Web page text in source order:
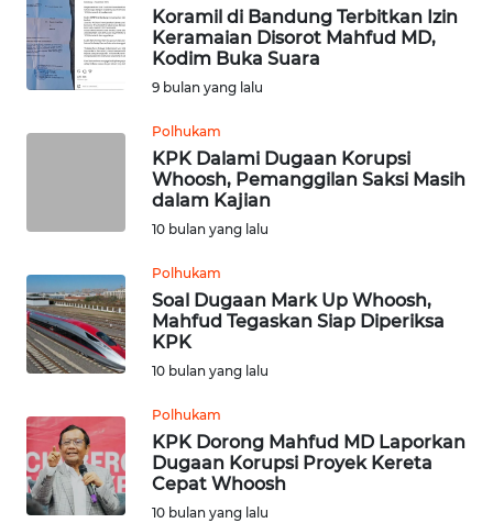
Koramil di Bandung Terbitkan Izin
Keramaian Disorot Mahfud MD,
Kodim Buka Suara
9 bulan yang lalu
Polhukam
KPK Dalami Dugaan Korupsi
Whoosh, Pemanggilan Saksi Masih
dalam Kajian
10 bulan yang lalu
Polhukam
Soal Dugaan Mark Up Whoosh,
Mahfud Tegaskan Siap Diperiksa
KPK
10 bulan yang lalu
Polhukam
KPK Dorong Mahfud MD Laporkan
Dugaan Korupsi Proyek Kereta
Cepat Whoosh
10 bulan yang lalu
KALTENG
WN
KALTARA
WN
WN
SULSEL
GORONTALO
WN
SULUT